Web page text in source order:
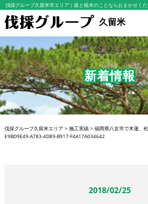
伐採グループ久留米市エリア ｜庭と植木のことならおまかせく
久留米
新着情報
伐採グループ久留米エリア > 施工実績> 福岡県八女市で木蓮、
E9BD9E49-A783-4D89-B917-F4A17A034642
2018/02/25